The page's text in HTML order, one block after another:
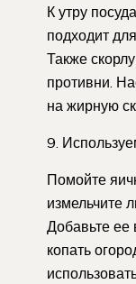
К утру
подходит
Также
противни.
на жирную
9.
Помойте
измельчите
Добавьте ее
копать